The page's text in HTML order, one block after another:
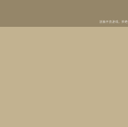
抵触不良游戏，拒